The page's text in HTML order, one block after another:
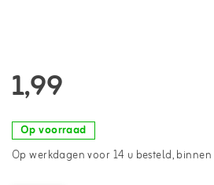
1,99
Op voorraad
Op werkdagen voor 14 u besteld,